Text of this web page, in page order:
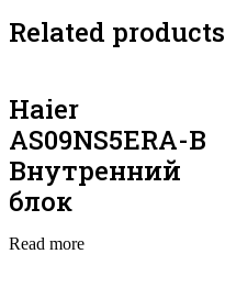
Related products
Haier
AS09NS5ERA-B
Внутренний
блок
Read more